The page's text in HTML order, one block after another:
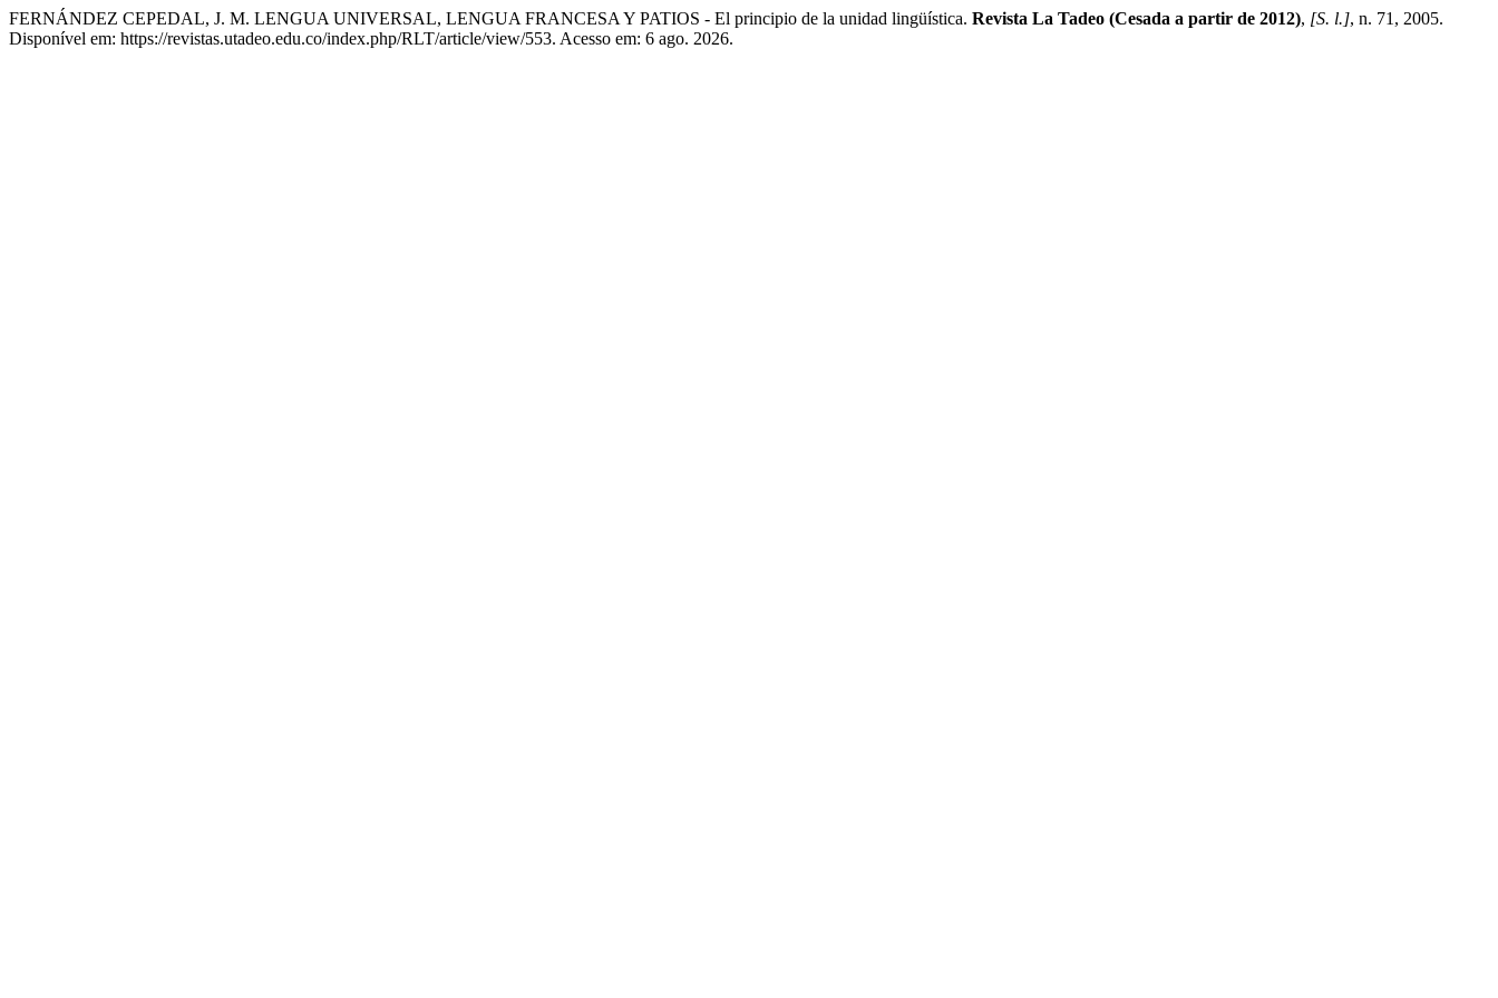
FERNÁNDEZ CEPEDAL, J. M. LENGUA UNIVERSAL, LENGUA FRANCESA Y PATIOS - El principio de la unidad lingüística. Revista La Tadeo (Cesada a partir de 2012), [S. l.], n. 71, 2005.
Disponível em: https://revistas.utadeo.edu.co/index.php/RLT/article/view/553. Acesso em: 6 ago. 2026.